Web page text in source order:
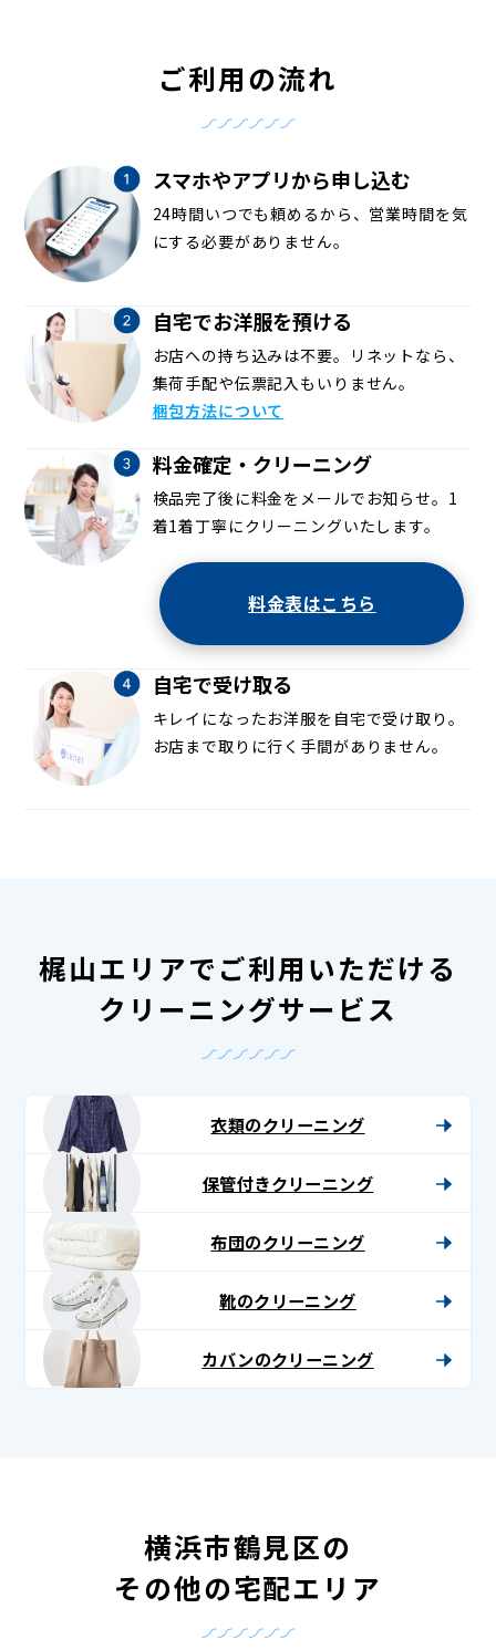
ご利用の流れ
スマホやアプリから申し込む
24時間いつでも頼めるから、営業時間を気
にする必要がありません。
自宅でお洋服を預ける
お店への持ち込みは不要。リネットなら、
集荷手配や伝票記入もいりません。
梱包方法について
料金確定・クリーニング
検品完了後に料金をメールでお知らせ。1
着1着丁寧にクリーニングいたします。
料金表はこちら
自宅で受け取る
キレイになったお洋服を自宅で受け取り。
お店まで取りに行く手間がありません。
梶山エリアでご利用いただける
クリーニングサービス
衣類のクリーニング
保管付きクリーニング
布団のクリーニング
靴のクリーニング
カバンのクリーニング
横浜市鶴見区の
その他の宅配エリア